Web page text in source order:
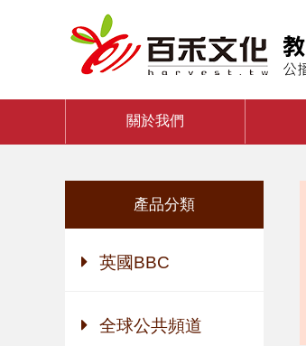
關於我們
產品分類
英國BBC
全球公共頻道